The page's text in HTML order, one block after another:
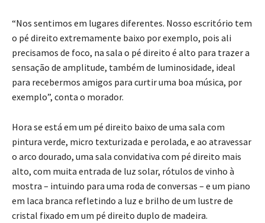
“Nos sentimos em lugares diferentes. Nosso escritório tem
o pé direito extremamente baixo por exemplo, pois ali
precisamos de foco, na sala o pé direito é alto para trazer a
sensação de amplitude, também de luminosidade, ideal
para recebermos amigos para curtir uma boa música, por
exemplo”, conta o morador.
Hora se está em um pé direito baixo de uma sala com
pintura verde, micro texturizada e perolada, e ao atravessar
o arco dourado, uma sala convidativa com pé direito mais
alto, com muita entrada de luz solar, rótulos de vinho à
mostra – intuindo para uma roda de conversas – e um piano
em laca branca refletindo a luz e brilho de um lustre de
cristal fixado em um pé direito duplo de madeira.